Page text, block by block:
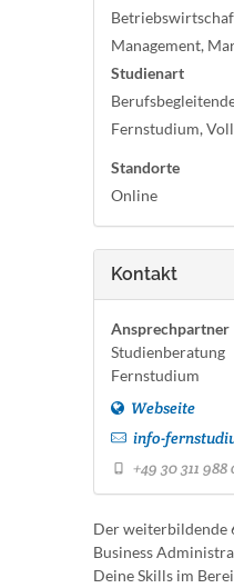
Management,
Studienart
Fernstudium,
Standorte
Online
Kontakt
Ansprechpartner
Studienberatung
Fernstudium
Webseite
info-
+49 30 311 988
Der weiterbildende
Business
Deine Skills im